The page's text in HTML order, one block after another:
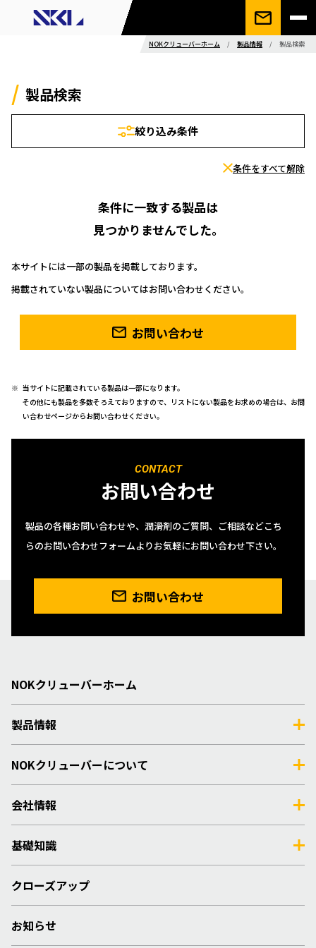
NOKクリューバーホーム / 製品情報 / 製品検索
製品検索
絞り込み条件
条件をすべて解除
条件に一致する製品は
見つかりませんでした。
本サイトには一部の製品を掲載しております。
掲載されていない製品についてはお問い合わせください。
お問い合わせ
当サイトに記載されている製品は一部になります。
その他にも製品を多数そろえておりますので、リストにない製品をお求めの場合は、お問
い合わせページからお問い合わせください。
CONTACT
お問い合わせ
製品の各種お問い合わせや、潤滑剤のご質問、ご相談などこち
らのお問い合わせフォームよりお気軽にお問い合わせ下さい。
お問い合わせ
NOKクリューバーホーム
製品情報
NOKクリューバーについて
会社情報
基礎知識
クローズアップ
お知らせ